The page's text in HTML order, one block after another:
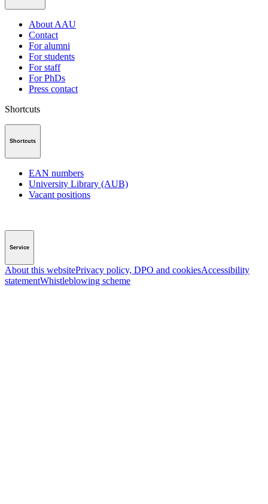
About AAU
Contact
For alumni
For students
For staff
For PhDs
Press contact
Shortcuts
Shortcuts
EAN numbers
University Library (AUB)
Vacant positions
Service
About this websitePrivacy policy, DPO and cookiesAccessibility
statementWhistleblowing scheme